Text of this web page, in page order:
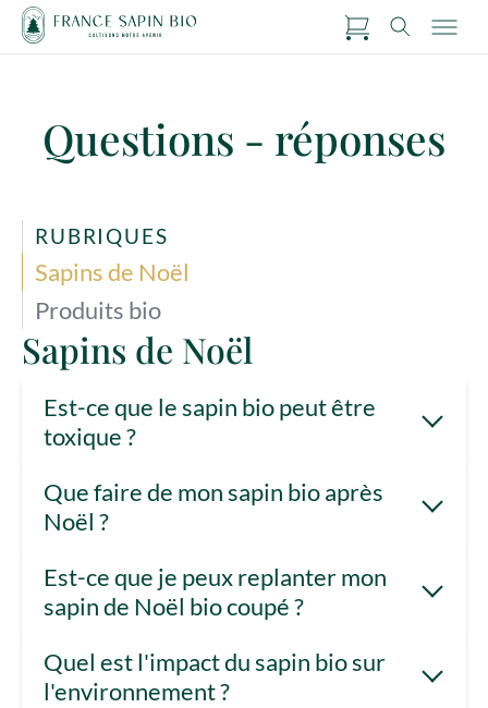
Questions - réponses
RUBRIQUES
Sapins de Noël
Produits bio
Sapins de Noël
Est-ce que le sapin bio peut être
toxique ?
Que faire de mon sapin bio après
Noël ?
Est-ce que je peux replanter mon
sapin de Noël bio coupé ?
Quel est l'impact du sapin bio sur
l'environnement ?